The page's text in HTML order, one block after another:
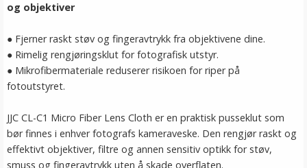
og objektiver
● Fjerner raskt støv og fingeravtrykk fra objektivene dine.
● Rimelig rengjøringsklut for fotografisk utstyr.
● Mikrofibermateriale reduserer risikoen for riper på
fotoutstyret.
JJC CL-C1 Micro Fiber Lens Cloth er en praktisk pusseklut som
bør finnes i enhver fotografs kameraveske. Den rengjør raskt og
effektivt objektiver, filtre og annen sensitiv optikk for støv,
smuss og fingeravtrykk uten å skade overflaten.